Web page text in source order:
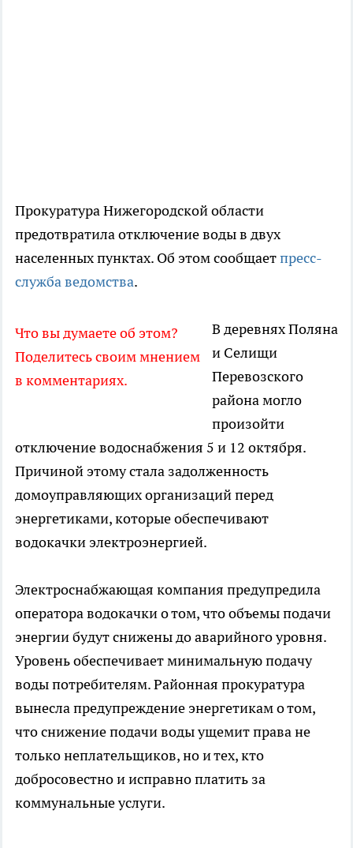
Прокуратура Нижегородской области
предотвратила отключение воды в двух
населенных пунктах. Об этом сообщаетпресс-
служба ведомства.
Что вы думаете об этом?
Поделитесь своим мнением
в комментариях.
В деревнях Поляна
и Селищи
Перевозского
района могло
произойти
отключение водоснабжения 5 и 12 октября.
Причиной этому стала задолженность
домоуправляющих организаций перед
энергетиками, которые обеспечивают
водокачки электроэнергией.
Электроснабжающая компания предупредила
оператора водокачки о том, что объемы подачи
энергии будут снижены до аварийного уровня.
Уровень обеспечивает минимальную подачу
воды потребителям. Районная прокуратура
вынесла предупреждение энергетикам о том,
что снижение подачи воды ущемит права не
только неплательщиков, но и тех, кто
добросовестно и исправно платить за
коммунальные услуги.